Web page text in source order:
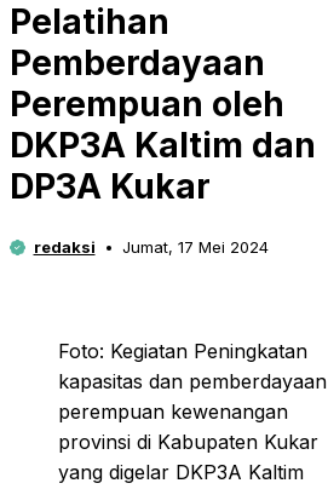
Pelatihan
Pemberdayaan
Perempuan oleh
DKP3A Kaltim dan
DP3A Kukar
redaksi Jumat, 17 Mei 2024
Foto: Kegiatan Peningkatan
kapasitas dan pemberdayaan
perempuan kewenangan
provinsi di Kabupaten Kukar
yang digelar DKP3A Kaltim